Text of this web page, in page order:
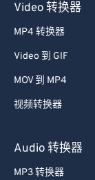
Video 转换器
MP4 转换器
Video 到 GIF
MOV 到 MP4
视频转换器
Audio 转换器
MP3 转换器